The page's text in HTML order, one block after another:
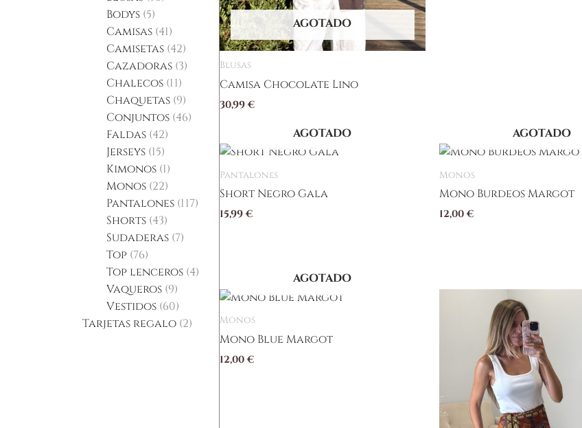
Bodys 5
Camisas 41
Camisetas 42
Cazadoras 3
Chalecos 11
Chaquetas 9
Conjuntos 46
Faldas 42
Jerseys 15
Kimonos 1
Monos 22
Pantalones 117
Shorts 43
Sudaderas 7
Top 76
Top lenceros 4
Vaqueros 9
Vestidos 60
Tarjetas regalo 2
AGOTADO
Blusas
Camisa Chocolate Lino
30,99€
AGOTADO
Pantalones
Short Negro Gala
15,99€
AGOTADO
Monos
Mono Burdeos Margot
12,00€
AGOTADO
Monos
Mono Blue Margot
12,00€